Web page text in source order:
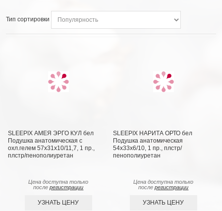
Тип сортировки
SLEEPIX АМЕЯ ЭРГО КУЛ бел
Подушка анатомическая с
охл.гелем 57х31х10/11,7, 1 пр.,
плстр/пенополиуретан
Цена доступна только
послерегистрации
УЗНАТЬ ЦЕНУ
SLEEPIX НАРИТА ОРТО бел
Подушка анатомическая
54x33x6/10, 1 пр., плстр/
пенополиуретан
Цена доступна только
послерегистрации
УЗНАТЬ ЦЕНУ